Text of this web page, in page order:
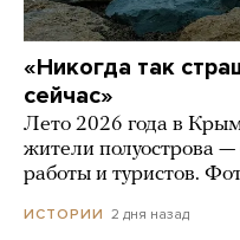
«Никогда так
сейчас»
Лето 2026 года в
жители полуострова —
работы и туристов.
ИСТОРИИ 2 дня назад